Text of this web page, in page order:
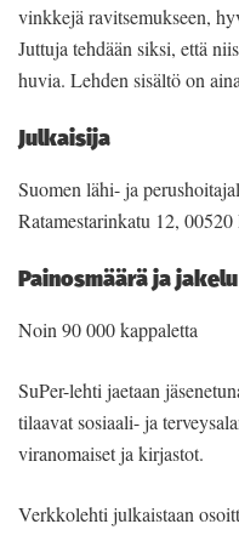
vinkkejä ravitsemukseen,
Juttuja tehdään siksi, että
huvia. Lehden sisältö on
Julkaisija
Suomen lähi- ja
Ratamestarinkatu 12,
Painosmäärä ja jakelu
Noin 90 000 kappaletta
SuPer-lehti jaetaan
tilaavat sosiaali- ja
viranomaiset ja kirjastot.
Verkkolehti julkaistaan